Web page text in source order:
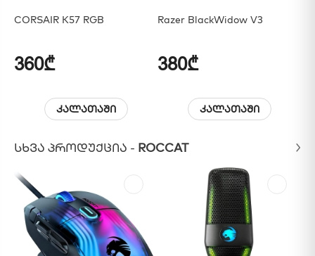
CORSAIR K57 RGB
360₾
კალათაში
Razer BlackWidow V3
380₾
კალათაში
ᲡᲮᲕᲐ ᲞᲠᲝᲓᲣᲥᲪᲘᲐ - ROCCAT